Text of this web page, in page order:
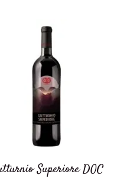
Superiore DOC